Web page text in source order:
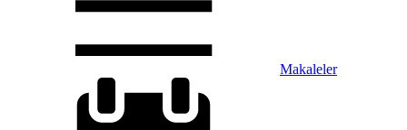
Makaleler